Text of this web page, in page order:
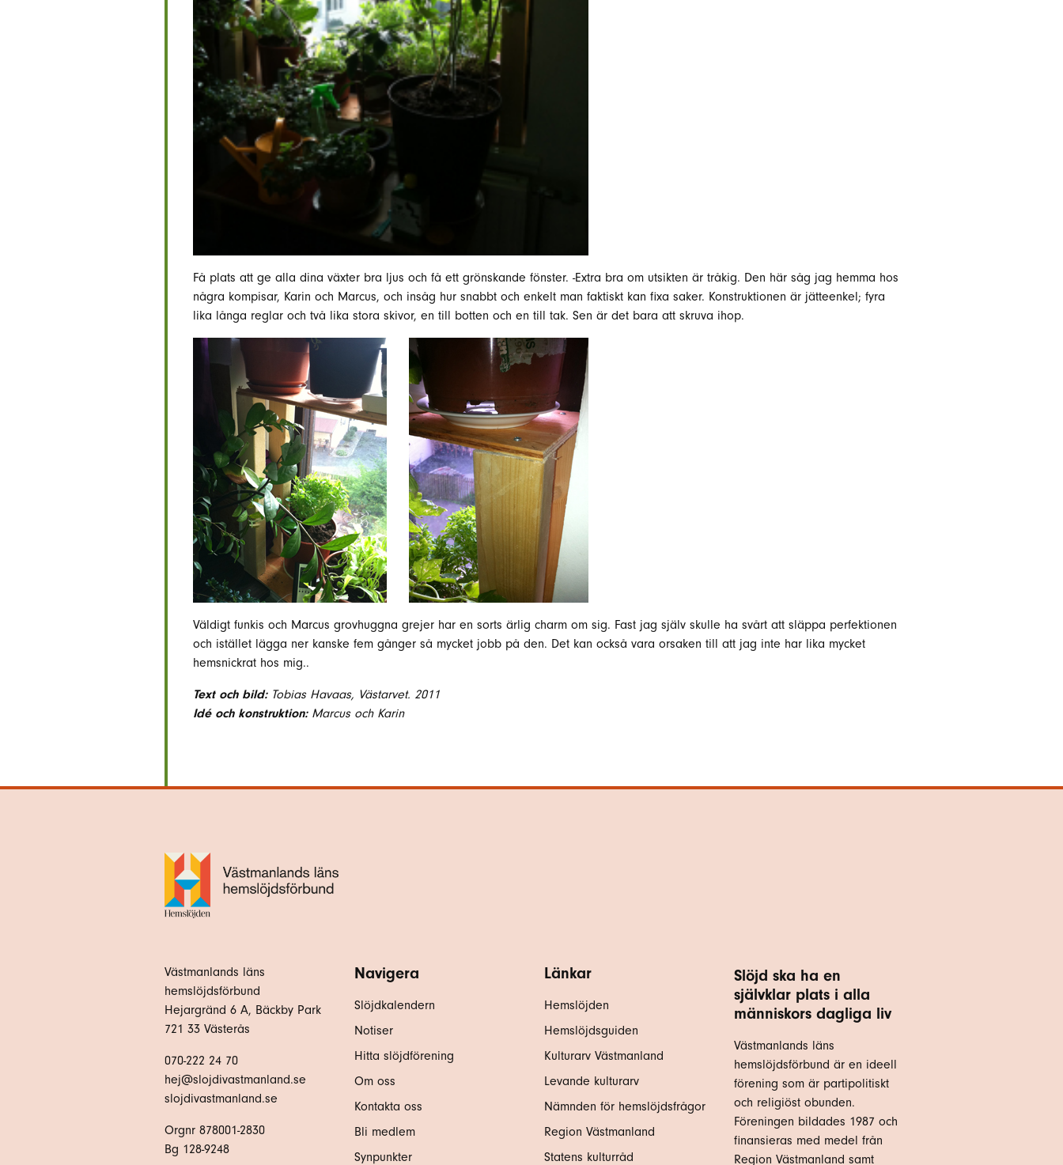
Få plats att ge alla dina växter bra ljus och få ett grönskande fönster. -Extra bra om utsikten är tråkig. Den här såg jag hemma hos
några kompisar, Karin och Marcus, och insåg hur snabbt och enkelt man faktiskt kan fixa saker. Konstruktionen är jätteenkel; fyra
lika långa reglar och två lika stora skivor, en till botten och en till tak. Sen är det bara att skruva ihop.
Väldigt funkis och Marcus grovhuggna grejer har en sorts ärlig charm om sig. Fast jag själv skulle ha svårt att släppa perfektionen
och istället lägga ner kanske fem gånger så mycket jobb på den. Det kan också vara orsaken till att jag inte har lika mycket
hemsnickrat hos mig..
Text och bild:Tobias Havaas, Västarvet. 2011
Idé och konstruktion:Marcus och Karin
Västmanlands läns
hemslöjdsförbund
Hejargränd 6 A, Bäckby Park
721 33 Västerås
070-222 24 70
hej@slojdivastmanland.se
slojdivastmanland.se
Orgnr 878001-2830
Bg 128-9248
Navigera
Slöjdkalendern
Notiser
Hitta slöjdförening
Om oss
Kontakta oss
Bli medlem
Synpunkter
Länkar
Hemslöjden
Hemslöjdsguiden
Kulturarv Västmanland
Levande kulturarv
Nämnden för hemslöjdsfrågor
Region Västmanland
Statens kulturråd
Slöjd ska ha en
självklar plats i alla
människors dagliga liv
Västmanlands läns
hemslöjdsförbund är en ideell
förening som är partipolitiskt
och religiöst obunden.
Föreningen bildades 1987 och
finansieras med medel från
Region Västmanland samt